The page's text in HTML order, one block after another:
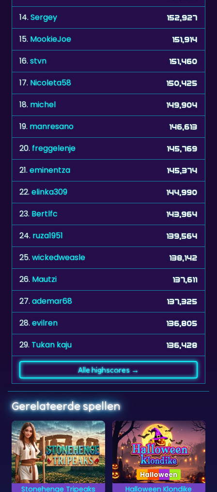
15. MookieJoe 151,914
16. stvn 151,460
17. Nicoleta58 150,425
18. michel 149,904
19. manresano 146,613
20.freggelenje 145,769
21. eminentza 145,374
22.elinka309 144,990
23. Bertlfc 143,964
24.ruza1951 139,564
25. wickedweasle 138,142
26. Mautzi 137,611
27. ademar68 137,325
28. evilren 136,805
29. Tukan kaju 136,428
Gerelateerde spellen
kaarten
Halloween Klondike
Halloween
Klondike kaartspel
Halloween
Halloween
Een erg eng